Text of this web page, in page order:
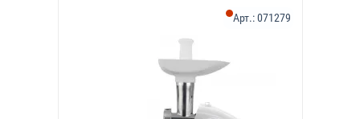
Арт.:071279